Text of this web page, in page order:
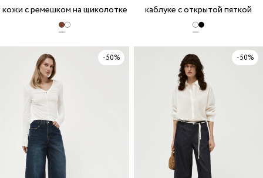
кожи с ремешком на щиколотке
каблуке с открытой пяткой
-50% -50%